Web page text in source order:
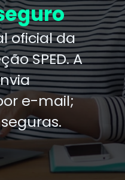
oficial da
SPED. A
e-mail;